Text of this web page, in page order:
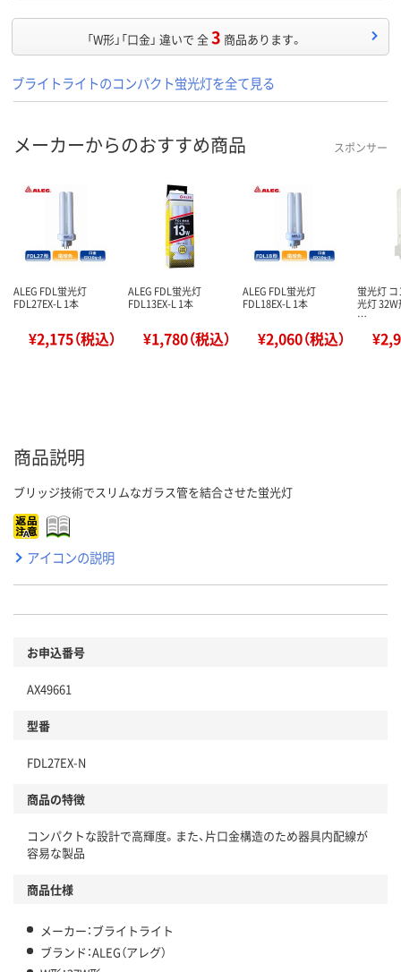
「W形」「口金」 違いで 全3 商品あります。
ブライトライトのコンパクト蛍光灯を全て見る
メーカーからのおすすめ商品 スポンサー
ALEG FDL蛍光灯
FDL27EX-L 1本
¥2,175（税込）
ALEG FDL蛍光灯
FDL13EX-L 1本
¥1,780（税込）
ALEG FDL蛍光灯
FDL18EX-L 1本
¥2,060（税込）
蛍光灯
光灯 32W
…
商品説明
ブリッジ技術でスリムなガラス管を結合させた蛍光灯
アイコンの説明
お申込番号
AX49661
型番
FDL27EX-N
商品の特徴
コンパクトな設計で高輝度。また、片口金構造のため器具内配線が
容易な製品
商品仕様
メーカー：ブライトライト
ブランド：ALEG（アレグ）